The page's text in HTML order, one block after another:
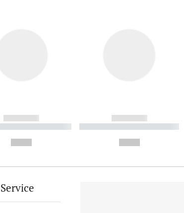
------------
----------- ----------
------------
----------- ----------- ----------